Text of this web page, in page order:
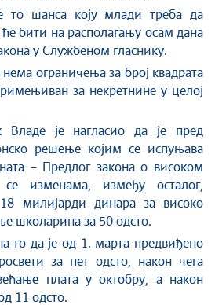
то шанса коју млади треба да
бити на располагању осам дана
у Службеном гласнику.
ограничења за број квадрата
за некретнине у целој
Владе је нагласио да је пред
решење којим се испуњава
– Предлог закона о високом
изменама, између осталог,
милијарди динара за високо
школарина за 50 одсто.
то да је од 1. марта предвиђено
за пет одсто, након чега
плата у октобру, а након
11 одсто.